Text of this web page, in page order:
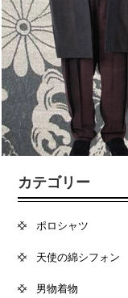
カテゴリー
ポロシャツ
天使の綿シフォン
男物着物